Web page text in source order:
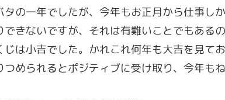
タの一年でしたが、今年もお正月から仕事し
できないですが、それは有難いことでもある
じは小吉でした。かれこれ何年も大吉を見て
つめられるとポジティブに受け取り、今年も